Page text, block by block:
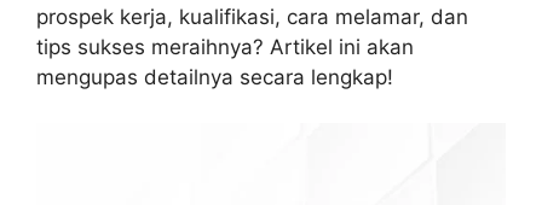
prospek kerja, kualifikasi, cara melamar, dan
tips sukses meraihnya? Artikel ini akan
mengupas detailnya secara lengkap!